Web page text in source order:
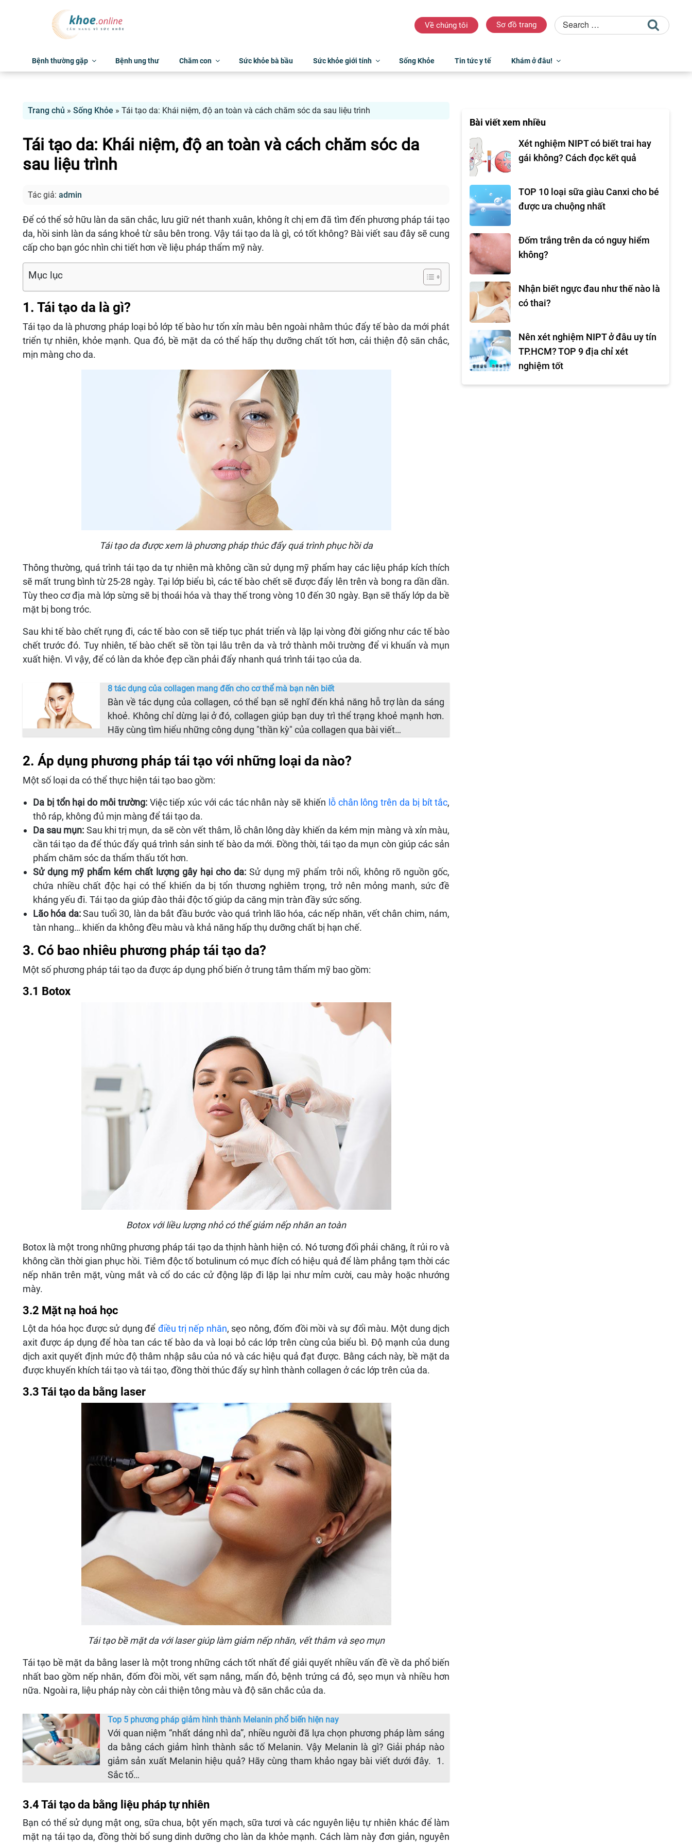
Về chúng tôi Sơ đồ trang
Bệnh thường gặp Bệnh ung thư Chăm con Sức khỏe bà bầu Sức khỏe giới tính Sống Khỏe Tin tức y tế Khám ở đâu!
Trang chủ » Sống Khỏe » Tái tạo da: Khái niệm, độ an toàn và cách chăm sóc da sau liệu trình
Tái tạo da: Khái niệm, độ an toàn và cách chăm sóc da
sau liệu trình
Tác giả: admin
Để có thể sở hữu làn da săn chắc, lưu giữ nét thanh xuân, không ít chị em đã tìm đến phương pháp tái tạo
da, hồi sinh làn da sáng khoẻ từ sâu bên trong. Vậy tái tạo da là gì, có tốt không? Bài viết sau đây sẽ cung
cấp cho bạn góc nhìn chi tiết hơn về liệu pháp thẩm mỹ này.
Mục lục
1. Tái tạo da là gì?
Tái tạo da là phương pháp loại bỏ lớp tế bào hư tổn xỉn màu bên ngoài nhằm thúc đẩy tế bào da mới phát
triển tự nhiên, khỏe mạnh. Qua đó, bề mặt da có thể hấp thụ dưỡng chất tốt hơn, cải thiện độ săn chắc,
mịn màng cho da.
Tái tạo da được xem là phương pháp thúc đẩy quá trình phục hồi da
Thông thường, quá trình tái tạo da tự nhiên mà không cần sử dụng mỹ phẩm hay các liệu pháp kích thích
sẽ mất trung bình từ 25-28 ngày. Tại lớp biểu bì, các tế bào chết sẽ được đẩy lên trên và bong ra dần dần.
Tùy theo cơ địa mà lớp sừng sẽ bị thoái hóa và thay thế trong vòng 10 đến 30 ngày. Bạn sẽ thấy lớp da bề
mặt bị bong tróc.
Sau khi tế bào chết rụng đi, các tế bào con sẽ tiếp tục phát triển và lặp lại vòng đời giống như các tế bào
chết trước đó. Tuy nhiên, tế bào chết sẽ tồn tại lâu trên da và trở thành môi trường để vi khuẩn và mụn
xuất hiện. Vì vậy, để có làn da khỏe đẹp cần phải đẩy nhanh quá trình tái tạo của da.
8 tác dụng của collagen mang đến cho cơ thể mà bạn nên biết
Bàn về tác dụng của collagen, có thể bạn sẽ nghĩ đến khả năng hỗ trợ làn da sáng
khoẻ. Không chỉ dừng lại ở đó, collagen giúp bạn duy trì thể trạng khoẻ mạnh hơn.
Hãy cùng tìm hiểu những công dụng "thần kỳ" của collagen qua bài viết…
2. Áp dụng phương pháp tái tạo với những loại da nào?
Một số loại da có thể thực hiện tái tạo bao gồm:
Da bị tổn hại do môi trường:Việc tiếp xúc với các tác nhân này sẽ khiến lỗ chân lông trên da bị bít tắc,
thô ráp, không đủ mịn màng để tái tạo da.
Da sau mụn: Sau khi trị mụn, da sẽ còn vết thâm, lỗ chân lông dày khiến da kém mịn màng và xỉn màu,
cần tái tạo da để thúc đẩy quá trình sản sinh tế bào da mới. Đồng thời, tái tạo da mụn còn giúp các sản
phẩm chăm sóc da thẩm thấu tốt hơn.
Sử dụng mỹ phẩm kém chất lượng gây hại cho da: Sử dụng mỹ phẩm trôi nổi, không rõ nguồn gốc,
chứa nhiều chất độc hại có thể khiến da bị tổn thương nghiêm trọng, trở nên mỏng manh, sức đề
kháng yếu đi. Tái tạo da giúp đào thải độc tố giúp da căng mịn tràn đầy sức sống.
Lão hóa da:Sau tuổi 30, làn da bắt đầu bước vào quá trình lão hóa, các nếp nhăn, vết chân chim, nám,
tàn nhang… khiến da không đều màu và khả năng hấp thụ dưỡng chất bị hạn chế.
3. Có bao nhiêu phương pháp tái tạo da?
Một số phương pháp tái tạo da được áp dụng phổ biến ở trung tâm thẩm mỹ bao gồm:
3.1 Botox
Botox với liều lượng nhỏ có thể giảm nếp nhăn an toàn
Botox là một trong những phương pháp tái tạo da thịnh hành hiện có. Nó tương đối phải chăng, ít rủi ro và
không cần thời gian phục hồi. Tiêm độc tố botulinum có mục đích có hiệu quả để làm phẳng tạm thời các
nếp nhăn trên mặt, vùng mắt và cổ do các cử động lặp đi lặp lại như mỉm cười, cau mày hoặc nhướng
mày.
3.2 Mặt nạ hoá học
Lột da hóa học được sử dụng để điều trị nếp nhăn, sẹo nông, đốm đồi mồi và sự đổi màu. Một dung dịch
axit được áp dụng để hòa tan các tế bào da và loại bỏ các lớp trên cùng của biểu bì. Độ mạnh của dung
dịch axit quyết định mức độ thâm nhập sâu của nó và các hiệu quả đạt được. Bằng cách này, bề mặt da
được khuyến khích tái tạo và tái tạo, đồng thời thúc đẩy sự hình thành collagen ở các lớp trên của da.
3.3 Tái tạo da bằng laser
Tái tạo bề mặt da với laser giúp làm giảm nếp nhăn, vết thâm và sẹo mụn
Tái tạo bề mặt da bằng laser là một trong những cách tốt nhất để giải quyết nhiều vấn đề về da phổ biến
nhất bao gồm nếp nhăn, đốm đồi mồi, vết sạm nắng, mẩn đỏ, bệnh trứng cá đỏ, sẹo mụn và nhiều hơn
nữa. Ngoài ra, liệu pháp này còn cải thiện tông màu và độ săn chắc của da.
Top 5 phương pháp giảm hình thành Melanin phổ biến hiện nay
Với quan niệm “nhất dáng nhì da”, nhiều người đã lựa chọn phương pháp làm sáng
da bằng cách giảm hình thành sắc tố Melanin. Vậy Melanin là gì? Giải pháp nào
giảm sản xuất Melanin hiệu quả? Hãy cùng tham khảo ngay bài viết dưới đây. 1.
Sắc tố…
3.4 Tái tạo da bằng liệu pháp tự nhiên
Bạn có thể sử dụng mật ong, sữa chua, bột yến mạch, sữa tươi và các nguyên liệu tự nhiên khác để làm
mặt nạ tái tạo da, đồng thời bổ sung dinh dưỡng cho làn da khỏe mạnh. Cách làm này đơn giản, nguyên
Bài viết xem nhiều
Xét nghiệm NIPT có biết trai hay
gái không? Cách đọc kết quả
TOP 10 loại sữa giàu Canxi cho bé
được ưa chuộng nhất
Đốm trắng trên da có nguy hiểm
không?
Nhận biết ngực đau như thế nào là
có thai?
Nên xét nghiệm NIPT ở đâu uy tín
TP.HCM? TOP 9 địa chỉ xét
nghiệm tốt